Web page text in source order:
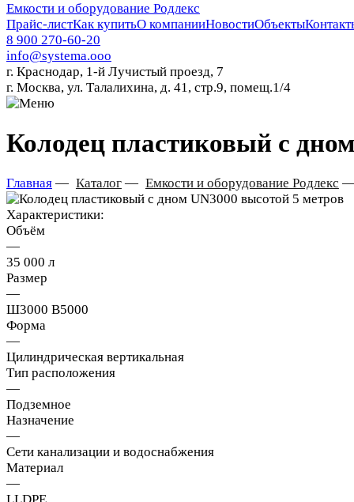
Емкости и оборудование Родлекс
Прайс-листКак купитьО компанииНовостиОбъекты
8 900 270-60-20
info@systema.ooo
г. Краснодар, 1-й Лучистый проезд, 7
г. Москва, ул. Талалихина, д. 41, стр.9, помещ.1/4
Колодец пластиковый с
Главная — Каталог— Емкости и оборудование Родлекс
Характеристики:
Объём
—
35 000 л
Размер
—
Ш3000 В5000
Форма
—
Цилиндрическая вертикальная
Тип расположения
—
Подземное
Назначение
—
Сети канализации и водоснабжения
Материал
—